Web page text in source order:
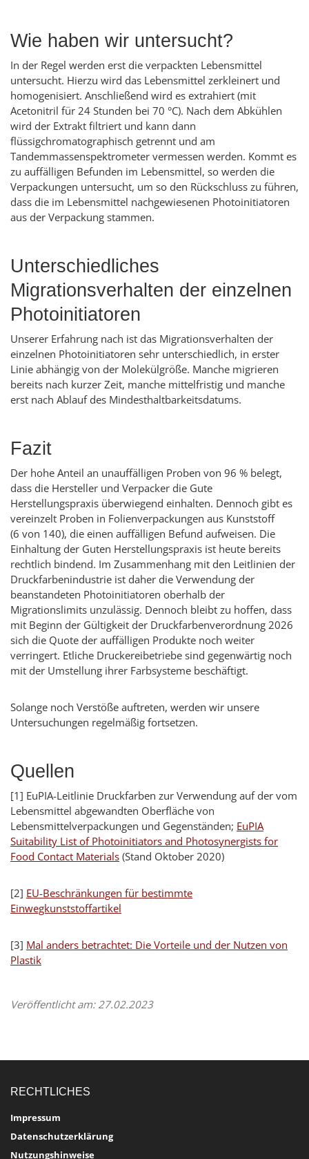
Wie haben wir untersucht?
In der Regel werden erst die verpackten Lebensmittel
untersucht. Hierzu wird das Lebensmittel zerkleinert und
homogenisiert. Anschließend wird es extrahiert (mit
Acetonitril für 24 Stunden bei 70 °C). Nach dem Abkühlen
wird der Extrakt filtriert und kann dann
flüssigchromatographisch getrennt und am
Tandemmassenspektrometer vermessen werden. Kommt es
zu auffälligen Befunden im Lebensmittel, so werden die
Verpackungen untersucht, um so den Rückschluss zu führen,
dass die im Lebensmittel nachgewiesenen Photoinitiatoren
aus der Verpackung stammen.
Unterschiedliches
Migrationsverhalten der einzelnen
Photoinitiatoren
Unserer Erfahrung nach ist das Migrationsverhalten der
einzelnen Photoinitiatoren sehr unterschiedlich, in erster
Linie abhängig von der Molekülgröße. Manche migrieren
bereits nach kurzer Zeit, manche mittelfristig und manche
erst nach Ablauf des Mindesthaltbarkeitsdatums.
Fazit
Der hohe Anteil an unauffälligen Proben von 96 % belegt,
dass die Hersteller und Verpacker die Gute
Herstellungspraxis überwiegend einhalten. Dennoch gibt es
vereinzelt Proben in Folienverpackungen aus Kunststoff
(6 von 140), die einen auffälligen Befund aufweisen. Die
Einhaltung der Guten Herstellungspraxis ist heute bereits
rechtlich bindend. Im Zusammenhang mit den Leitlinien der
Druckfarbenindustrie ist daher die Verwendung der
beanstandeten Photoinitiatoren oberhalb der
Migrationslimits unzulässig. Dennoch bleibt zu hoffen, dass
mit Beginn der Gültigkeit der Druckfarbenverordnung 2026
sich die Quote der auffälligen Produkte noch weiter
verringert. Etliche Druckereibetriebe sind gegenwärtig noch
mit der Umstellung ihrer Farbsysteme beschäftigt.
Solange noch Verstöße auftreten, werden wir unsere
Untersuchungen regelmäßig fortsetzen.
Quellen
[1] EuPIA-Leitlinie Druckfarben zur Verwendung auf der vom
Lebensmittel abgewandten Oberfläche von
Lebensmittelverpackungen und Gegenständen; EuPIA
Suitability List of Photoinitiators and Photosynergists for
Food Contact Materials (Stand Oktober 2020)
[2] EU-Beschränkungen für bestimmte
Einwegkunststoffartikel
[3] Mal anders betrachtet: Die Vorteile und der Nutzen von
Plastik
Veröffentlicht am: 27.02.2023
RECHTLICHES
Impressum
Datenschutzerklärung
Nutzungshinweise